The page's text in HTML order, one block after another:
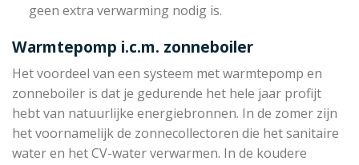
geen extra verwarming nodig is.
Warmtepomp i.c.m. zonneboiler
Het voordeel van een systeem met warmtepomp en
zonneboiler is dat je gedurende het hele jaar profijt
hebt van natuurlijke energiebronnen. In de zomer zijn
het voornamelijk de zonnecollectoren die het sanitaire
water en het CV-water verwarmen. In de koudere